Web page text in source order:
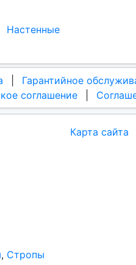
Настенные
Гарантийное
соглашение
, Стропы
Карта сайта